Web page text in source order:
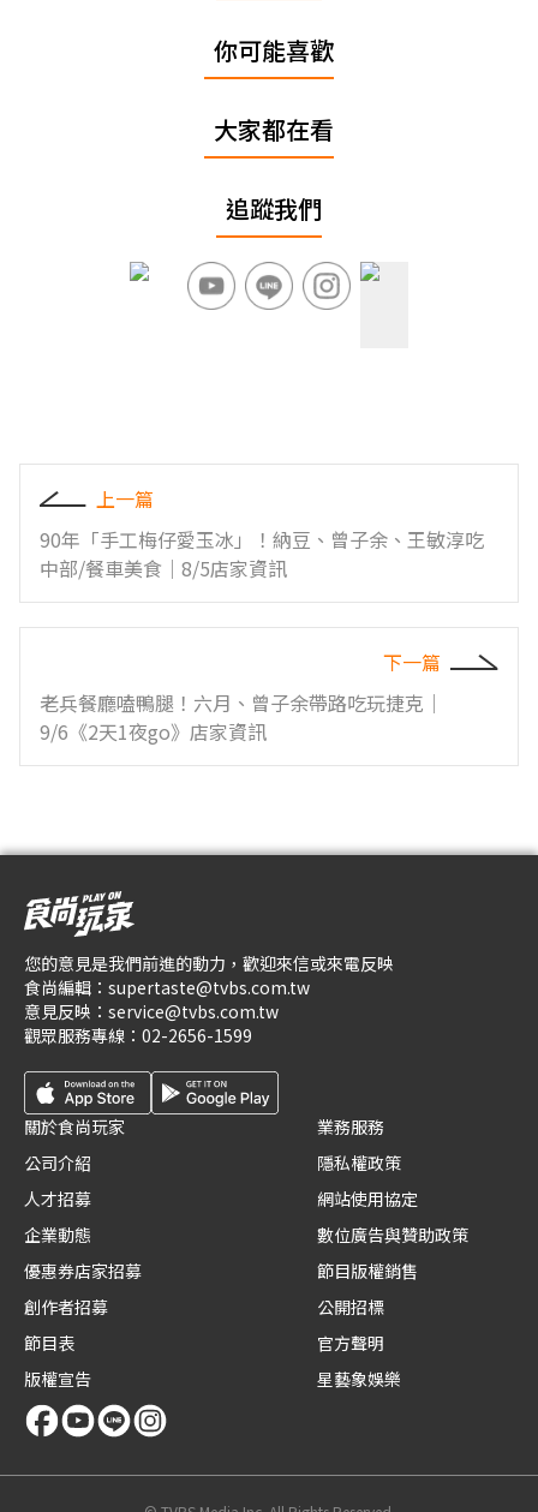
你可能喜歡
大家都在看
追蹤我們
上一篇
90年「手工梅仔愛玉冰」！納豆、曾子余、王敏淳吃
中部/餐車美食｜8/5店家資訊
下一篇
老兵餐廳嗑鴨腿！六月、曾子余帶路吃玩捷克｜
9/6《2天1夜go》店家資訊
您的意見是我們前進的動力，歡迎來信或來電反映
食尚編輯： supertaste@tvbs.com.tw
意見反映： service@tvbs.com.tw
觀眾服務專線： 02-2656-1599
關於食尚玩家
公司介紹
人才招募
企業動態
優惠券店家招募
創作者招募
節目表
版權宣告
業務服務
隱私權政策
網站使用協定
數位廣告與贊助政策
節目版權銷售
公開招標
官方聲明
星藝象娛樂